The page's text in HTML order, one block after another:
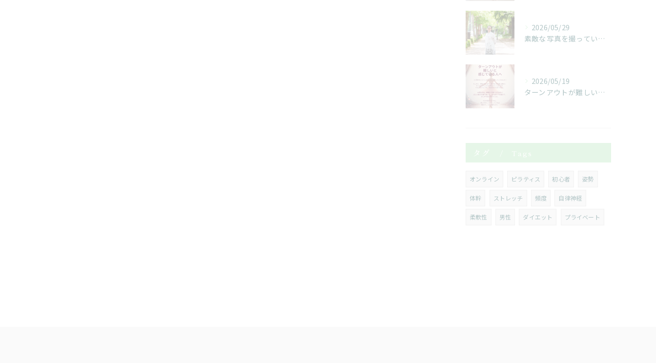
2026/05/29
素敵な写真を撮っていただきました！
2026/05/19
ターンアウトが難しいと感じている人へ
タグ Tags
オンライン ピラティス 初心者 姿勢
体幹 ストレッチ 頻度 自律神経
柔軟性 男性 ダイエット プライベート